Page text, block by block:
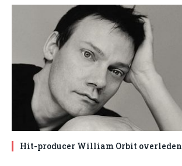
Hit-producer William Orbit overleden